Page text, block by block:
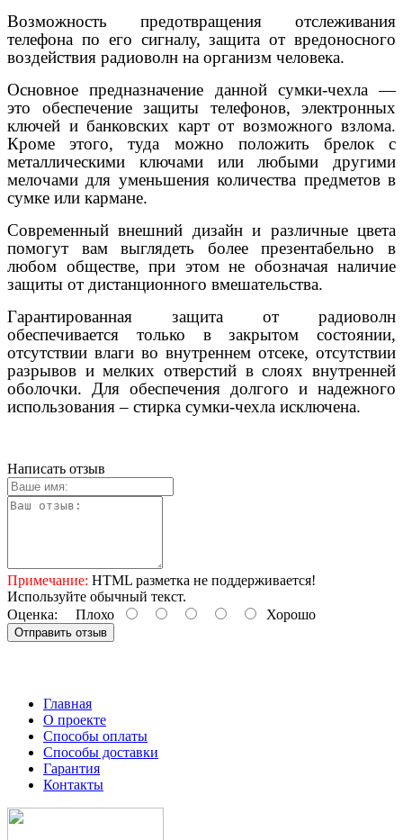
Возможность предотвращения отслеживания
телефона по его сигналу, защита от вредоносного
воздействия радиоволн на организм человека.
Основное предназначение данной сумки-чехла —
это обеспечение защиты телефонов, электронных
ключей и банковских карт от возможного взлома.
Кроме этого, туда можно положить брелок с
металлическими ключами или любыми другими
мелочами для уменьшения количества предметов в
сумке или кармане.
Современный внешний дизайн и различные цвета
помогут вам выглядеть более презентабельно в
любом обществе, при этом не обозначая наличие
защиты от дистанционного вмешательства.
Гарантированная защита от радиоволн
обеспечивается только в закрытом состоянии,
отсутствии влаги во внутреннем отсеке, отсутствии
разрывов и мелких отверстий в слоях внутренней
оболочки. Для обеспечения долгого и надежного
использования – стирка сумки-чехла исключена.
Написать отзыв
Примечание: HTML разметка не поддерживается!
Используйте обычный текст.
Оценка: Плохо Хорошо
Отправить отзыв
Главная
О проекте
Способы оплаты
Способы доставки
Гарантия
Контакты